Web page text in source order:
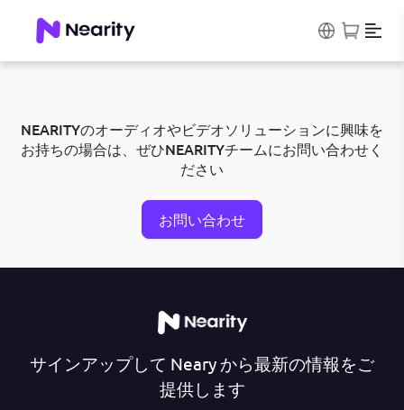
NEARITYのオーディオやビデオソリューションに興味を
お持ちの場合は、ぜひNEARITYチームにお問い合わせく
ださい
お問い合わせ
サインアップして Neary から最新の情報をご
提供します